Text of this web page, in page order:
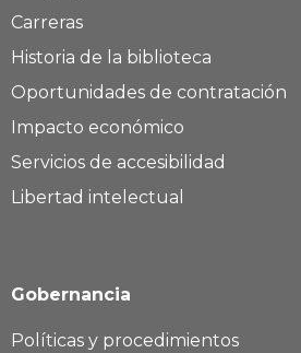
Carreras
Historia de la biblioteca
Oportunidades de contratación
Impacto económico
Servicios de accesibilidad
Libertad intelectual
Gobernancia
Políticas y procedimientos